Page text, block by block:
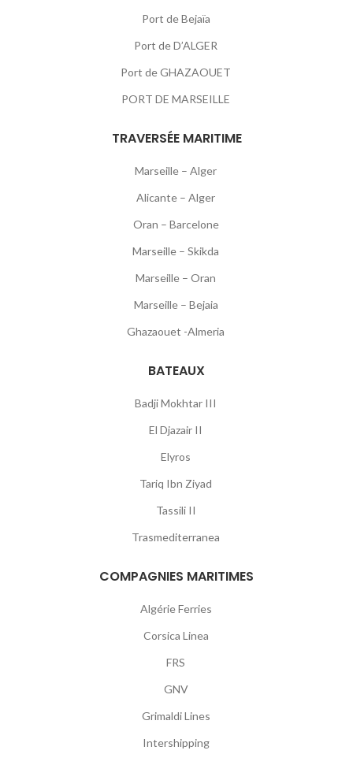
Port de Bejaïa
Port de D’ALGER
Port de GHAZAOUET
PORT DE MARSEILLE
TRAVERSÉE MARITIME
Marseille – Alger
Alicante – Alger
Oran – Barcelone
Marseille – Skikda
Marseille – Oran
Marseille – Bejaia
Ghazaouet -Almeria
BATEAUX
Badji Mokhtar III
El Djazair II
Elyros
Tariq Ibn Ziyad
Tassili II
Trasmediterranea
COMPAGNIES MARITIMES
Algérie Ferries
Corsica Linea
FRS
GNV
Grimaldi Lines
Intershipping